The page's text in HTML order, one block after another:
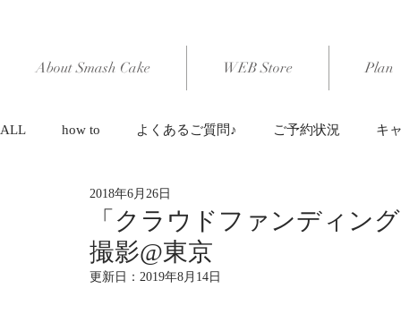
About Smash Cake WEB Store Plan
ALL how to よくあるご質問♪ ご予約状況 キ
「クラウドファンディン
撮影@東京
2018年6月26日
更新日： 2019年8月14日